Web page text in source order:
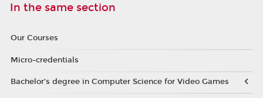
In the same section
Our Courses
Micro-credentials
Bachelor’s degree in Computer Science for Video Games